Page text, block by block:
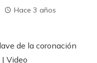
Hace 3 años